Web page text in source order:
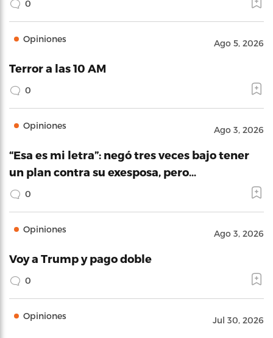
0
Opiniones Ago 5, 2026
Terror a las 10 AM
0
Opiniones Ago 3, 2026
“Esa es mi letra”: negó tres veces bajo tener
un plan contra su exesposa, pero…
0
Opiniones Ago 3, 2026
Voy a Trump y pago doble
0
Opiniones Jul 30, 2026